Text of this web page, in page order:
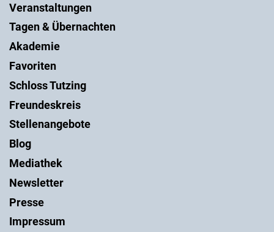
Veranstaltungen
Tagen & Übernachten
Akademie
Favoriten
Schloss Tutzing
Freundeskreis
Stellenangebote
Blog
Mediathek
Newsletter
Presse
Impressum